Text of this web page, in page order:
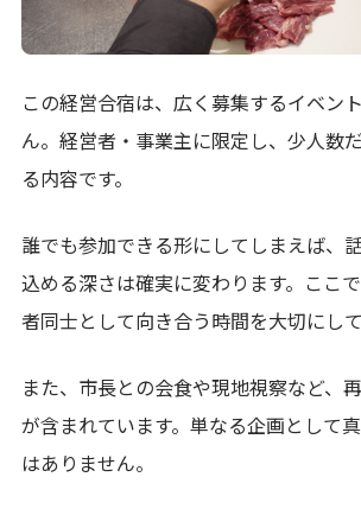
この経営合宿は、広く募集するイベン
ん。経営者・事業主に限定し、少人数
る内容です。
誰でも参加できる形にしてしまえば、
込める深さは確実に変わります。ここ
者同士として向き合う時間を大切にして
また、市長との会食や現地視察など、
が含まれています。単なる企画として
はありません。